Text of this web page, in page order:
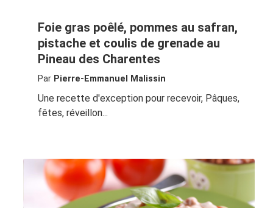
Foie gras poêlé, pommes au safran,
pistache et coulis de grenade au
Pineau des Charentes
Par Pierre-Emmanuel Malissin
Une recette d'exception pour recevoir, Pâques,
fêtes, réveillon...